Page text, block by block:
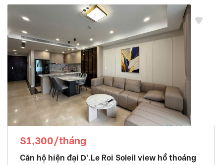
$1,300/tháng
Căn hộ hiện đại D’.Le Roi Soleil view hồ thoáng